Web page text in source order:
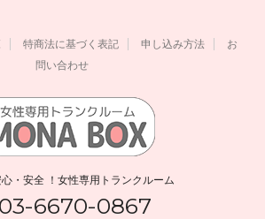
特商法に基づく表記 申し込み方法
お
問い合わせ
・安全 ！女性専用トランクルーム
6670-0867